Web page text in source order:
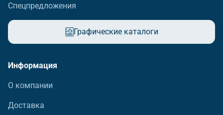
Спецпредложения
Графические каталоги
Информация
О компании
Доставка